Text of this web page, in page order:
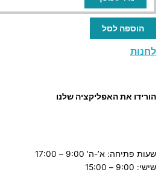
הוספה לסל
לחנות
הורידו את האפליקציה שלנו
שעות פתיחה: א’-ה’ 9:00 – 17:00
שישי: 9:00 – 15:00